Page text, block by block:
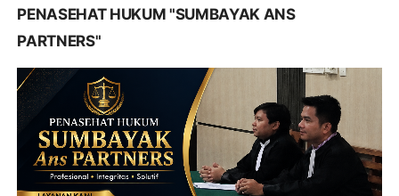
PENASEHAT HUKUM "SUMBAYAK ANS
PARTNERS"